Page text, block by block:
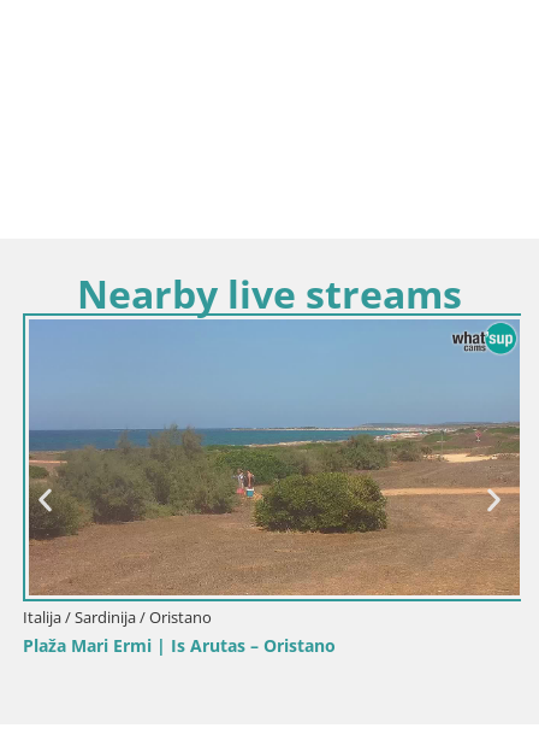
Nearby live streams
Italija / Sardinija / Oristano
Plaža Mari Ermi | Is Arutas – Oristano